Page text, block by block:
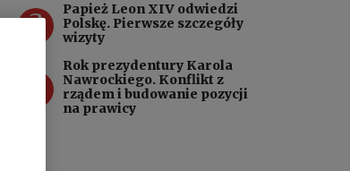
3
Papież Leon XIV odwiedzi
Polskę. Pierwsze szczegóły
wizyty
Rok prezydentury Karola
Nawrockiego. Konflikt z
rządem i budowanie pozycji
na prawicy